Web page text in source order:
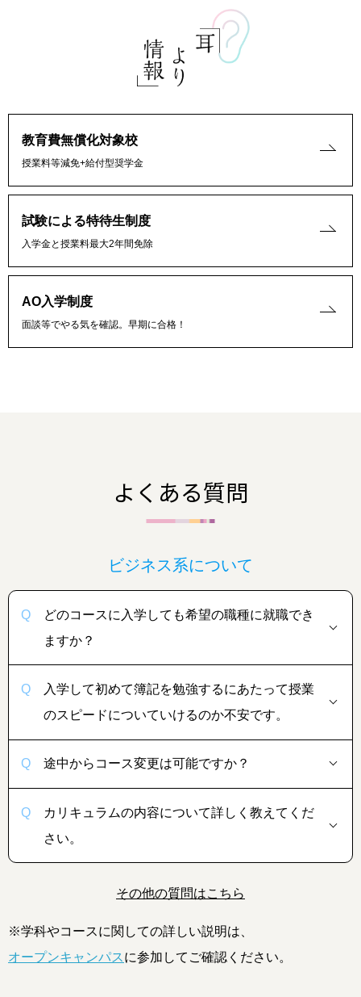
教育費無償化対象校
授業料等減免+給付型奨学金
試験による特待生制度
入学金と授業料最大2年間免除
AO入学制度
面談等でやる気を確認。早期に合格！
よくある質問
ビジネス系について
どのコースに入学しても希望の職種に就職でき
ますか？
入学して初めて簿記を勉強するにあたって授業
のスピードについていけるのか不安です。
途中からコース変更は可能ですか？
カリキュラムの内容について詳しく教えてくだ
さい。
その他の質問はこちら
※学科やコースに関しての詳しい説明は、
オープンキャンパスに参加してご確認ください。